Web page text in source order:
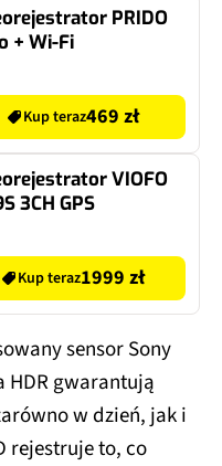
PRIDO
+ Wi-Fi
Kup teraz469 zł
VIOFO
3CH GPS
Kup teraz1999 zł
sensor Sony
HDR gwarantują
w dzień, jak i
rejestruje to, co